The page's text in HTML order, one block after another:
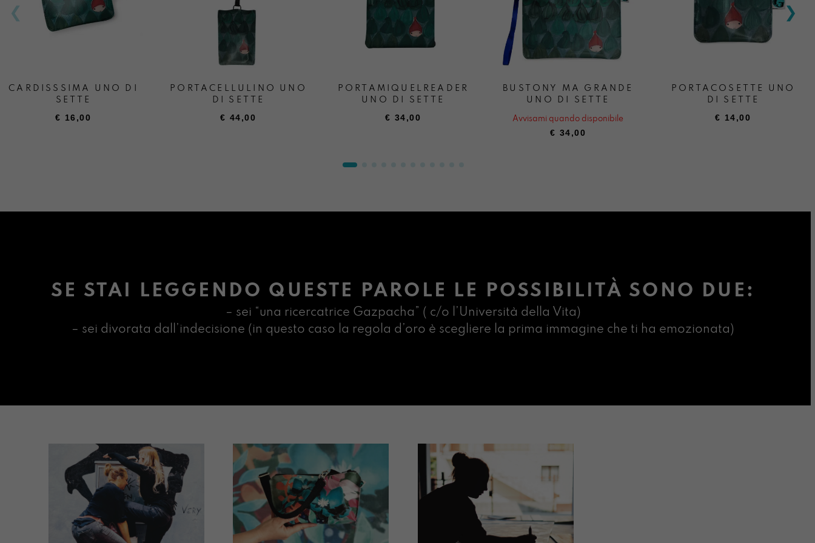
CARDISSSIMA UNO DI
SETTE
€ 16,00
PORTACELLULINO UNO
DI SETTE
€ 44,00
PORTAMIQUELREADER
UNO DI SETTE
€ 34,00
BUSTONY MA GRANDE
UNO DI SETTE
Avvisami quando disponibile
€ 34,00
PORTACOSETTE UNO
DI SETTE
€ 14,00
SE STAI LEGGENDO QUESTE PAROLE LE POSSIBILITÀ SONO DUE:
– sei “una ricercatrice Gazpacha” ( c/o l’Università della Vita)
– sei divorata dall’indecisione (in questo caso la regola d’oro è scegliere la prima immagine che ti ha emozionata)